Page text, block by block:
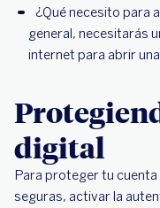
¿Qué necesito para
general, necesitarás
internet para abrir
digital
Para proteger tu
seguras, activar la